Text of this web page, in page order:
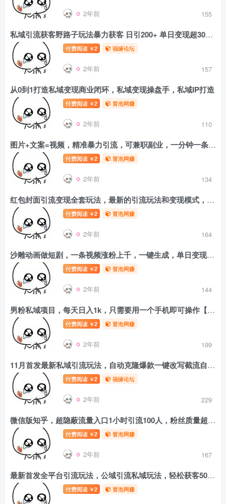
2年前 155
私域引流获客野路子玩法暴力获客 日引200+ 单日变现超3000+ 小白轻松上手
付费阅读 ￥2 福缘论坛
2年前 157
从0到1打造私域变现商业闭环，私域变现操盘手，私域IP打造
付费阅读 ￥2 冒泡网赚
2年前 110
图片+文案=视频，精准暴力引流，可兼职副业，一分钟一条作品，小白轻松上手，多种变现方式
付费阅读 ￥2 冒泡网赚
2年前 134
红包封面引流变现全套玩法，最新的引流玩法和变现模式，认真执行，嘎嘎赚钱【揭秘】
付费阅读 ￥2 冒泡网赚
2年前 164
沙雕动画做短剧，一条视频涨粉上千，一键生成，单日变现500+【揭秘】
付费阅读 ￥2 冒泡网赚
2年前 144
男粉私域项目，每天日入1k，只需要用一个手机即可操作【揭秘】
付费阅读 ￥2 冒泡网赚
2年前 199
11月首发最新私域引流玩法，自动克隆爆款一键改写截流自热一体化 日引300+精准粉
付费阅读 ￥2 福缘论坛
2年前 229
微信版知乎，超隐蔽流量入口1小时引流100人，粉丝质量超高【揭秘】
付费阅读 ￥2 冒泡网赚
2年前 167
最新首发全平台引流玩法，公域引流私域玩法，轻松获客500+，附引流脚本，克隆截流自热玩法【揭秘】
付费阅读 ￥2 冒泡网赚